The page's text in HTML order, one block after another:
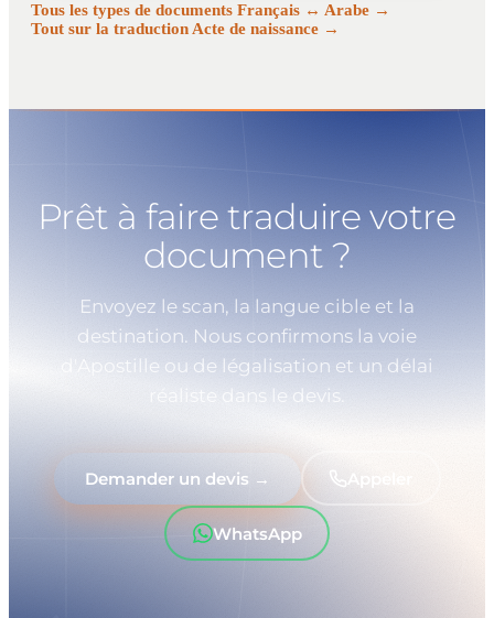
Tous les types de documents Français ↔ Arabe →
Tout sur la traduction Acte de naissance →
Prêt à faire traduire votre
document ?
Envoyez le scan, la langue cible et la
destination. Nous confirmons la voie
d'Apostille ou de légalisation et un délai
réaliste dans le devis.
Demander un devis → Appeler
WhatsApp